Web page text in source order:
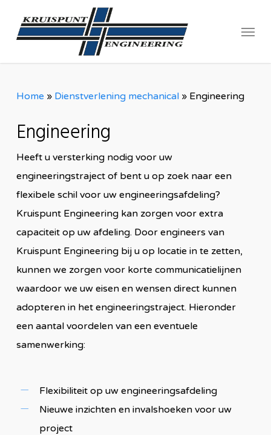
content
Menu
Home » Dienstverlening mechanical» Engineering
Engineering
Heeft u versterking nodig voor uw
engineeringstraject of bent u op zoek naar een
flexibele schil voor uw engineeringsafdeling?
Kruispunt Engineering kan zorgen voor extra
capaciteit op uw afdeling. Door engineers van
Kruispunt Engineering bij u op locatie in te zetten,
kunnen we zorgen voor korte communicatielijnen
waardoor we uw eisen en wensen direct kunnen
adopteren in het engineeringstraject. Hieronder
een aantal voordelen van een eventuele
samenwerking:
Flexibiliteit op uw engineeringsafdeling
Nieuwe inzichten en invalshoeken voor uw
project